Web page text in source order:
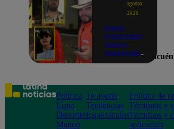
agosto
2026
Nueve
influencers
fueron
asesinados
el Cártel de
Sinaloa
Política
Lima
Deportes
Mundo
Te ayudo
Tendencias
Espectáculos
Política de
Términos y
Términos y
aplicación